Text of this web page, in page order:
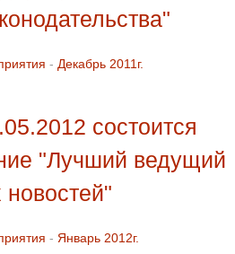
- Декабрь 2011г.
состоится
"Лучший ведущий
- Январь 2012г.